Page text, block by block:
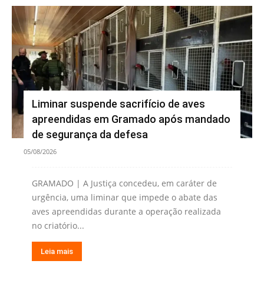
Liminar suspende sacrifício de aves
apreendidas em Gramado após mandado
de segurança da defesa
05/08/2026
GRAMADO | A Justiça concedeu, em caráter de
urgência, uma liminar que impede o abate das
aves apreendidas durante a operação realizada
no criatório...
Leia mais